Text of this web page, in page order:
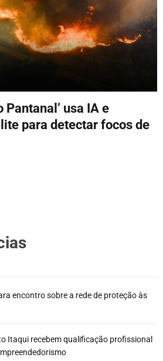
Pantanal’ usa IA e
para detectar focos de
encontro sobre a rede de proteção às
Itaqui recebem qualificação profissional